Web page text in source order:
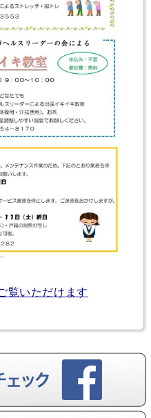
覧いただけます